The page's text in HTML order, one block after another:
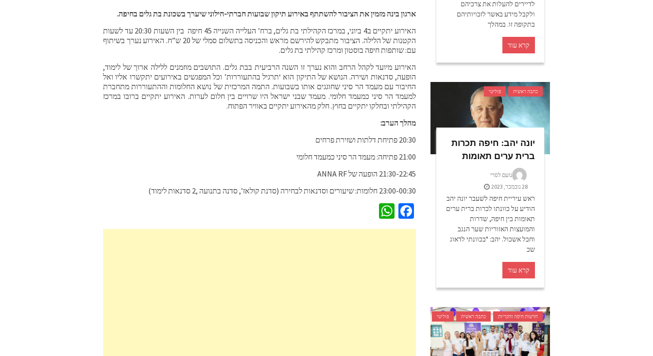
ארגון בינה מזמין את הציבור להשתתף באירוע תיקון שבועות חברתי-חילוני שיערך בשכונת בת גלים בחיפה.
האירוע יתקיים ב4 ביוני, במרכז הקהילתי בת גלים, ברח’ העלייה השנייה 45 חיפה בין השעות 20:30 עד לשעות
הקטנות של הלילה. הציבור מתבקש להירשם מראש והכניסה בתשלום סמלי של 20 ש”ח. האירוע נערך בשיתוף
עם: שותפות חיפה בוסטון ומרכז קהילתי בת גלים.
האירוע מיועד לקהל הרחב והוא נערך זו השנה הרביעית בבת גלים. התושבים מוזמנים ללילה ארוך של לימוד,
הופעה, סדנאות ושירה. הנושא של התיקון הוא ‘תרגיל בהתעוררות’ וכל המפגשים באירועים יתקשרו אליו ואל
החיבור עם מעמד הר סיני שחוגגים אותו בשבועות. התמה המרכזית של נושא החלומות וההתעוררות מתחברת
למעמד הר סיני כמעמד חלומי. מעמד שבני ישראל היו שרויים בין חלום לערות. האירוע יתקיים ברובו במרכז
הקהילתי ובחלקו יתקיים בחוץ. חלק מהאירוע יתקיים באוויר הפתוח.
מהלך הערב:
20:30 פתיחת דלתות ושזירת פרחים
21:00 פתיחה: מעמד הר סיני כמעמד חלומי
21:30-22:45 הופעה של ANNA RF
23:00-00:30 חלומות: שיעורים וסדנאות לבחירה (סדנת קולאז’, סדנה בתנועה ,2 סדנאות לימוד)
Facebook
לדיירים להעלות את צרכיהם
ולקבל מידע באשר לזכויותיהם
בתקופה זו. במהלך
קרא עוד
כתבה ראשית פוליטי
יונה יהב: חיפה תכרות
ברית ערים תאומות
נועם לסרי
28 נובמבר, 2023
ראש עיריית חיפה לשעבר יונה יהב
הודיע על כוונתו לכרות ברית ערים
תאומות בין חיפה, שדרות
והמועצות האזוריות שער הנגב
וחבל אשכול. יהב: "בכוונתי לדאוג
שכ
קרא עוד
חדשות חיפה והקריות כתבה ראשית פוליטי